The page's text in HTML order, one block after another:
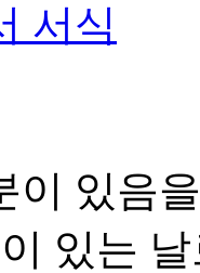
서식
이 있음
있는